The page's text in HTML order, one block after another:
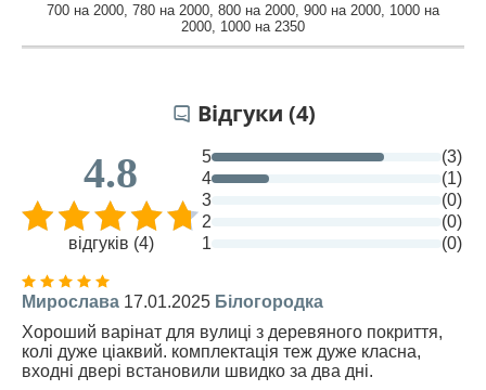
700 на 2000 780 на 2000 800 на 2000 900 на 2000 1000 на
2000 1000 на 2350
Відгуки (4)
4.8
відгуків (4)
5
(3)
4
(1)
3
(0)
2
(0)
1
(0)
Мирослава 17.01.2025 Білогородка
Хороший варінат для вулиці з деревяного покриття,
колі дуже ціаквий. комплектація теж дуже класна,
входні двері встановили швидко за два дні.